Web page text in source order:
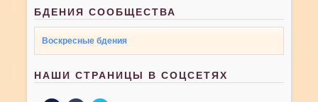
БДЕНИЯ СООБЩЕСТВА
Воскресные бдения
НАШИ СТРАНИЦЫ В СОЦСЕТЯХ